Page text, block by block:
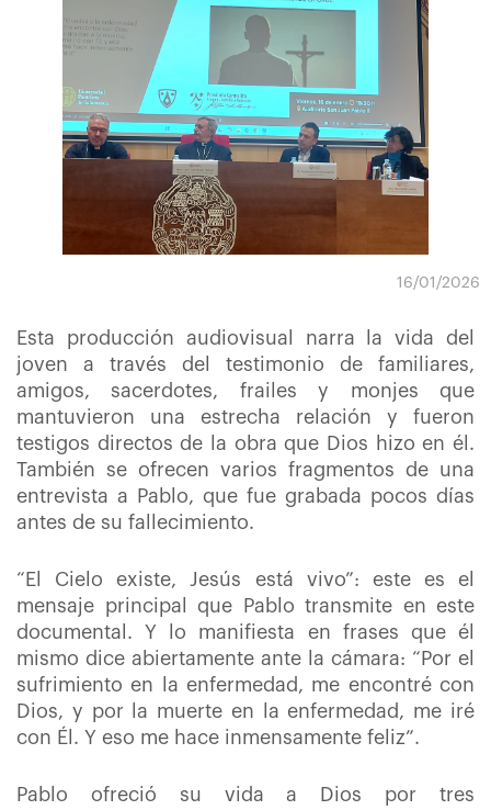
16/01/2026
Esta producción audiovisual narra la vida del
joven a través del testimonio de familiares,
amigos, sacerdotes, frailes y monjes que
mantuvieron una estrecha relación y fueron
testigos directos de la obra que Dios hizo en él.
También se ofrecen varios fragmentos de una
entrevista a Pablo, que fue grabada pocos días
antes de su fallecimiento.
“El Cielo existe, Jesús está vivo”: este es el
mensaje principal que Pablo transmite en este
documental. Y lo manifiesta en frases que él
mismo dice abiertamente ante la cámara: “Por el
sufrimiento en la enfermedad, me encontré con
Dios, y por la muerte en la enfermedad, me iré
con Él. Y eso me hace inmensamente feliz”.
Pablo ofreció su vida a Dios por tres